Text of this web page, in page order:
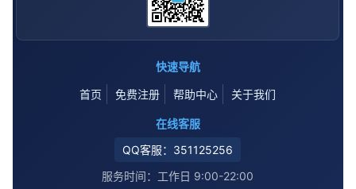
快速导航
首页 免费注册 帮助中心 关于我们
在线客服
QQ客服：351125256
服务时间：工作日 9:00-22:00